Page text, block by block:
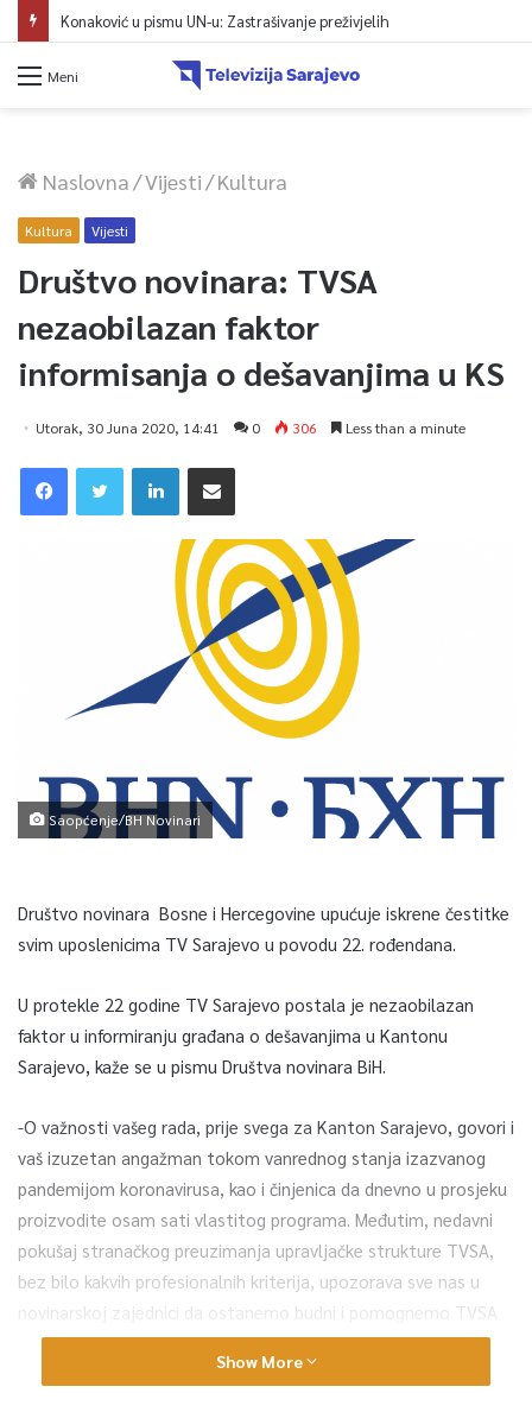
Konaković u pismu UN-u: Zastrašivanje preživjelih
Meni
Naslovna/Vijesti/Kultura
Kultura Vijesti
Društvo novinara: TVSA
nezaobilazan faktor
informisanja o dešavanjima u KS
Utorak, 30 Juna 2020, 14:41 0 306 Less than a minute
Saopćenje/BH Novinari
Društvo novinara Bosne i Hercegovine upućuje iskrene čestitke
svim uposlenicima TV Sarajevo u povodu 22. rođendana.
U protekle 22 godine TV Sarajevo postala je nezaobilazan
faktor u informiranju građana o dešavanjima u Kantonu
Sarajevo, kaže se u pismu Društva novinara BiH.
-O važnosti vašeg rada, prije svega za Kanton Sarajevo, govori i
vaš izuzetan angažman tokom vanrednog stanja izazvanog
pandemijom koronavirusa, kao i činjenica da dnevno u prosjeku
proizvodite osam sati vlastitog programa. Međutim, nedavni
pokušaj stranačkog preuzimanja upravljačke strukture TVSA,
bez bilo kakvih profesionalnih kriterija, upozorava sve nas u
novinarskoj zajednici da ostanemo budni i pomognemo TVSA
da zadrži i unaprijedi kvalitet svoga rada, vodeći se prije svega
interesima javnosti i profesionalnim radom, dodaje se na kraju
Show More